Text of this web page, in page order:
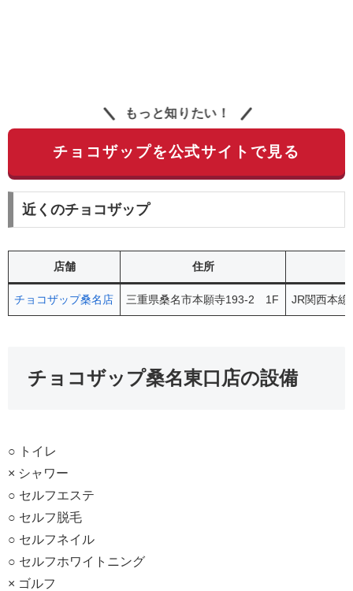
もっと知りたい！
チョコザップを公式サイトで見る
近くのチョコザップ
店舗 住所
チョコザップ桑名店 三重県桑名市本願寺193-2 1F JR関西本
チョコザップ桑名東口店の設備
○ トイレ
× シャワー
○ セルフエステ
○ セルフ脱毛
○ セルフネイル
○ セルフホワイトニング
× ゴルフ